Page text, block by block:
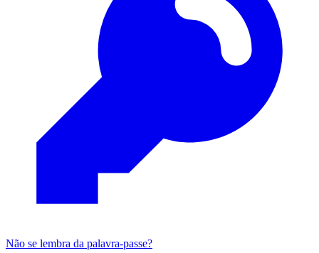
Não se lembra da palavra-passe?